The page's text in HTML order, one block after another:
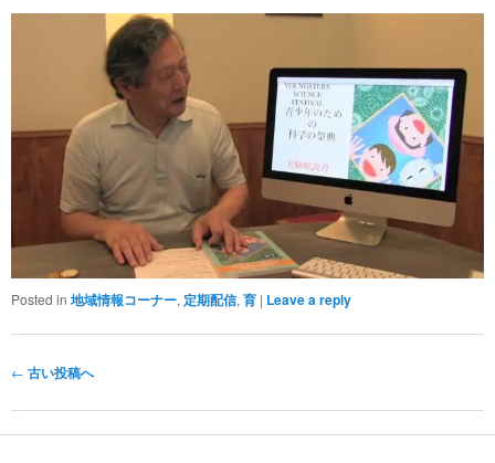
Posted in 地域情報コーナー, 定期配信,育 | Leave a reply
Post navigation
← 古い投稿へ